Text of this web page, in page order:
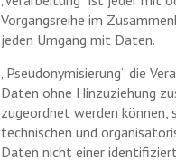
Vorgangsreihe im
jeden Umgang mit Daten.
„Pseudonymisierung“ die
Daten ohne Hinzuziehung
zugeordnet werden
technischen und
Daten nicht einer